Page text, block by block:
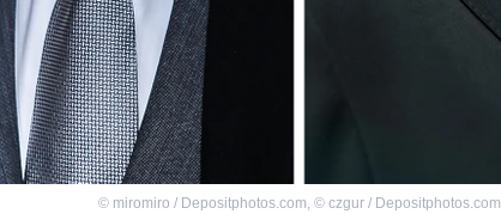
© miromiro / Depositphotos.com, © czgur / Depositphotos.com